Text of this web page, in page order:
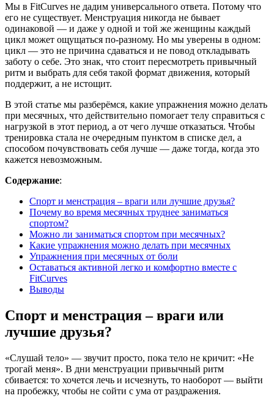
Мы в FitCurves не дадим универсального ответа. Потому что
его не существует. Менструация никогда не бывает
одинаковой — и даже у одной и той же женщины каждый
цикл может ощущаться по‑разному. Но мы уверены в одном:
цикл — это не причина сдаваться и не повод откладывать
заботу о себе. Это знак, что стоит пересмотреть привычный
ритм и выбрать для себя такой формат движения, который
поддержит, а не истощит.
В этой статье мы разберёмся, какие упражнения можно делать
при месячных, что действительно помогает телу справиться с
нагрузкой в этот период, а от чего лучше отказаться. Чтобы
тренировка стала не очередным пунктом в списке дел, а
способом почувствовать себя лучше — даже тогда, когда это
кажется невозможным.
Содержание:
Спорт и менстрация – враги или лучшие друзья?
Почему во время месячных труднее заниматься
спортом?
Можно ли заниматься спортом при месячных?
Какие упражнения можно делать при месячных
Упражнения при месячных от боли
Оставаться активной легко и комфортно вместе с
FitCurves
Выводы
Спорт и менстрация – враги или
лучшие друзья?
«Слушай тело» — звучит просто, пока тело не кричит: «Не
трогай меня». В дни менструации привычный ритм
сбивается: то хочется лечь и исчезнуть, то наоборот — выйти
на пробежку, чтобы не сойти с ума от раздражения.